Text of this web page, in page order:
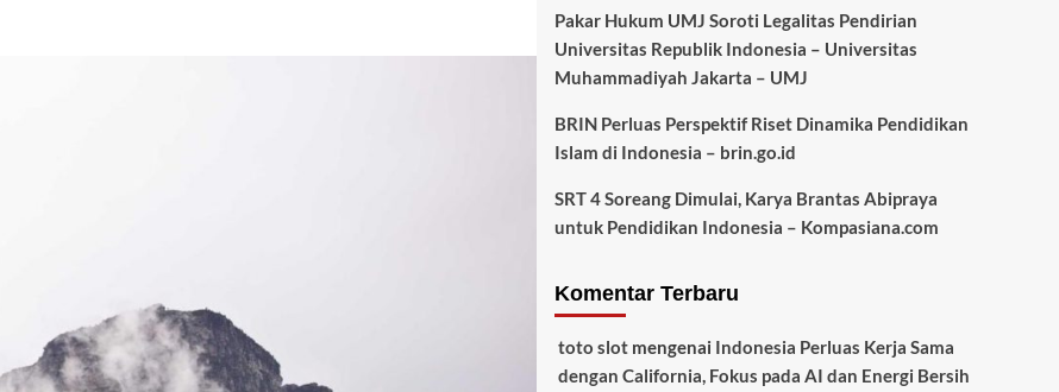
Pakar Hukum UMJ Soroti Legalitas Pendirian
Universitas Republik Indonesia – Universitas
Muhammadiyah Jakarta – UMJ
BRIN Perluas Perspektif Riset Dinamika Pendidikan
Islam di Indonesia – brin.go.id
SRT 4 Soreang Dimulai, Karya Brantas Abipraya
untuk Pendidikan Indonesia – Kompasiana.com
Komentar Terbaru
toto slotmengenai Indonesia Perluas Kerja Sama
dengan California, Fokus pada AI dan Energi Bersih